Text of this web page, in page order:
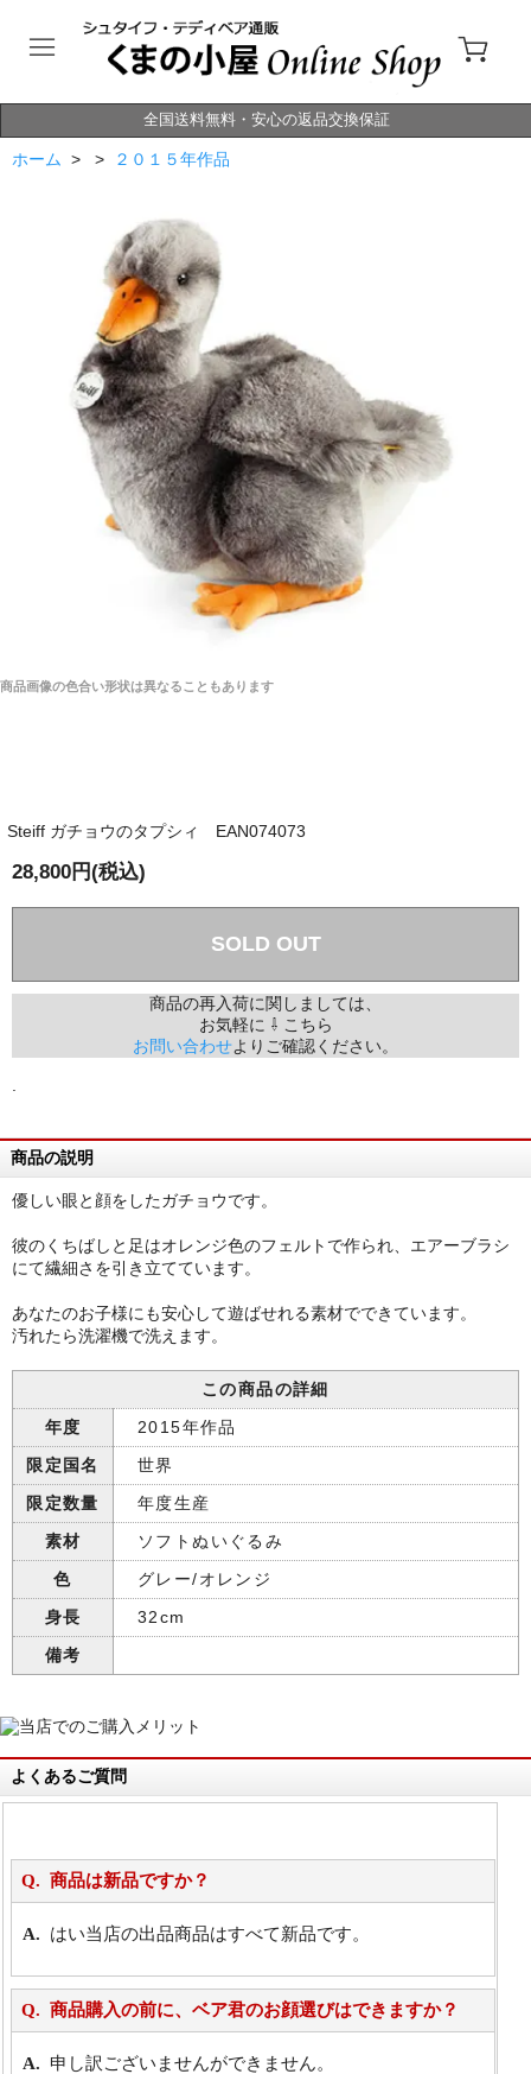
全国送料無料・安心の返品交換保証
ホーム > > ２０１５年作品
商品画像の色合い形状は異なることもあります
Steiff ガチョウのタプシィ EAN074073
28,800円(税込)
SOLD OUT
商品の再入荷に関しましては、
お気軽に ⇩ こちら
お問い合わせよりご確認ください。
商品の説明
優しい眼と顔をしたガチョウです。
彼のくちばしと足はオレンジ色のフェルトで作られ、エアーブラシ
にて繊細さを引き立てています。
あなたのお子様にも安心して遊ばせれる素材でできています。
汚れたら洗濯機で洗えます。
この商品の詳細
年度
2015年作品
限定国名
世界
限定数量
年度生産
素材
ソフトぬいぐるみ
色
グレー/オレンジ
身長
32cm
備考
よくあるご質問
商品は新品ですか？
はい当店の出品商品はすべて新品です。
商品購入の前に、ベア君のお顔選びはできますか？
申し訳ございませんができません。